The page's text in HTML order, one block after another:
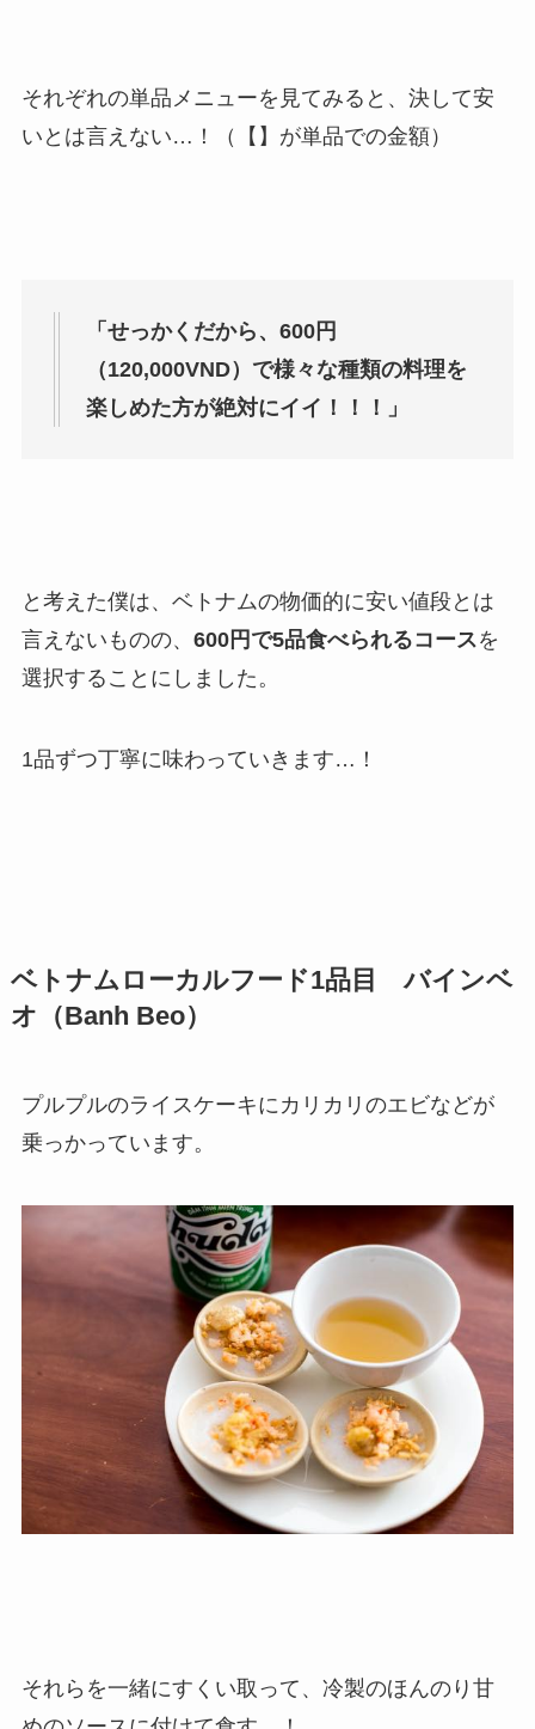
それぞれの単品メニューを見てみると、決して安
いとは言えない…！（【】が単品での金額）
「せっかくだから、600円
（120,000VND）で様々な種類の料理を
楽しめた方が絶対にイイ！！！」
と考えた僕は、ベトナムの物価的に安い値段とは
言えないものの、 600円で5品食べられるコースを
選択することにしました。
1品ずつ丁寧に味わっていきます…！
ベトナムローカルフード1品目 バインベ
オ（Banh Beo）
プルプルのライスケーキにカリカリのエビなどが
乗っかっています。
それらを一緒にすくい取って、冷製のほんのり甘